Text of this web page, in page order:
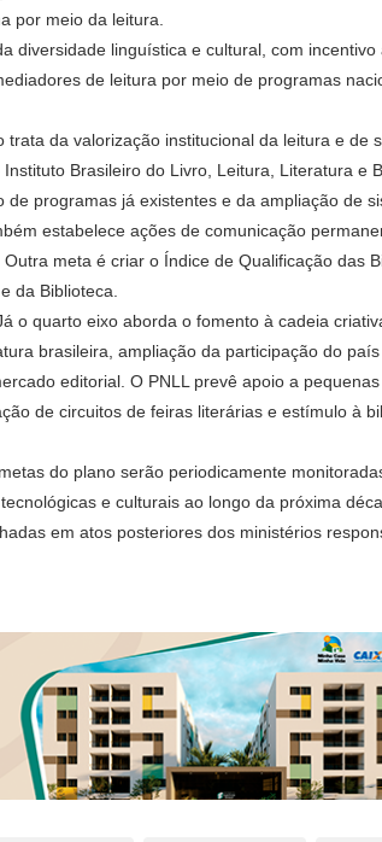
por meio da leitura.
diversidade linguística e cultural, com
de leitura por meio de programas
da valorização institucional da leitura e de
Brasileiro do Livro, Leitura, Literatura e
programas já existentes e da ampliação de
estabelece ações de comunicação
meta é criar o Índice de Qualificação das
da Biblioteca.
o quarto eixo aborda o fomento à cadeia
brasileira, ampliação da participação do
editorial. O PNLL prevê apoio a
de circuitos de feiras literárias e estímulo à
do plano serão periodicamente
e culturais ao longo da próxima
em atos posteriores dos ministérios